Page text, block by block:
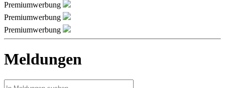
Premiumwerbung
Premiumwerbung
Premiumwerbung
Meldungen